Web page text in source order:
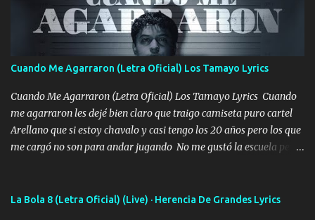
pasión en la troca tus labios besándome yo quitándote la ropa no
quiero que sea nunca con otra yo quiero llevarte a la Luna y si
quieres en ese momento te pido que seas mi esposa Chingada
madre no quiero dejar de tenerte no ayuda la p'uta loquera y al
chile quisiera ser menos de ti dependiente la pinche tristeza me
encierra princesa tu sabes que nunca saldras de mi mente Ella era
la peligro...
Cuando Me Agarraron (Letra Oficial) Los Tamayo Lyrics
Cuando Me Agarraron (Letra Oficial) Los Tamayo Lyrics Cuando
me agarraron les dejé bien claro que traigo camiseta puro cartel
Arellano que si estoy chavalo y casi tengo los 20 años pero los que
me cargó no son para andar jugando No me gustó la escuela pero
firme el legado que si como me llamó varios ya se han preguntado
La Bola 8 (Letra Oficial) (Live) · Herencia De Grandes Lyrics